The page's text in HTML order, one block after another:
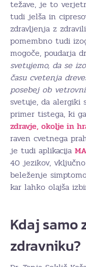
težave, je to
tudi jelša in
zdravljenja z
pomembno tudi
mogoče, poudarja
svetujemo, da se
času cvetenja
posebej ob
svetuje, da alergiki
primer tistega, ki
zdravje, okolje in
raven cvetnega
je tudi aplikacija
40 jezikov,
beleženje
kar lahko olajša
Kdaj samo
zdravniku?